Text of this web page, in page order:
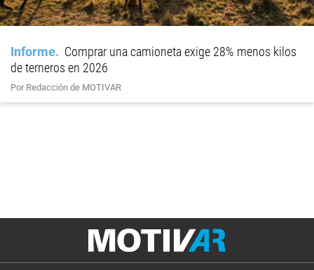
Informe
Comprar una camioneta exige 28% menos kilos
de terneros en 2026
Por Redacción de MOTIVAR